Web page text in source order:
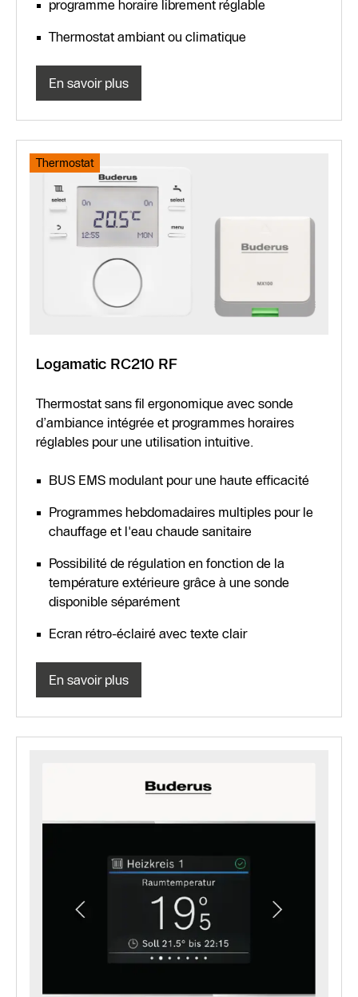
programme horaire librement réglable
Thermostat ambiant ou climatique
En savoir plus
Thermostat
Logamatic RC210 RF
Thermostat sans fil ergonomique avec sonde
d’ambiance intégrée et programmes horaires
réglables pour une utilisation intuitive.
BUS EMS modulant pour une haute efficacité
Programmes hebdomadaires multiples pour le
chauffage et l'eau chaude sanitaire
Possibilité de régulation en fonction de la
température extérieure grâce à une sonde
disponible séparément
Ecran rétro-éclairé avec texte clair
En savoir plus